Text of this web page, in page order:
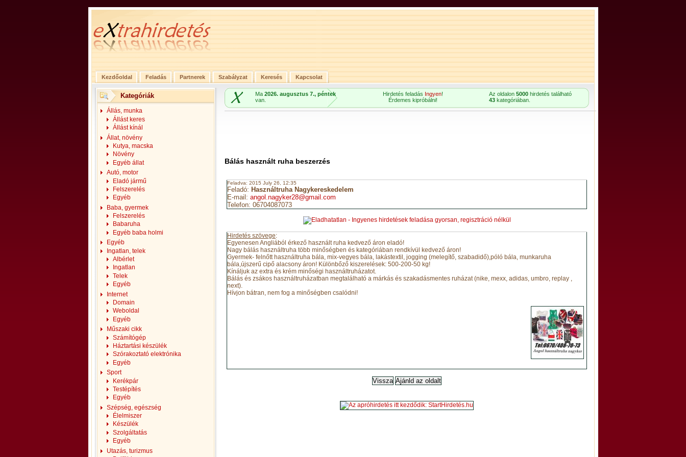
Kezdőoldal Feladás Partnerek Szabályzat Keresés Kapcsolat
Kategóriák
Állás, munka
Állást keres
Állást kínál
Állat, növény
Kutya, macska
Növény
Egyéb állat
Autó, motor
Eladó jármű
Felszerelés
Egyéb
Baba, gyermek
Felszerelés
Babaruha
Egyéb baba holmi
Egyéb
Ingatlan, telek
Albérlet
Ingatlan
Telek
Egyéb
Internet
Domain
Weboldal
Egyéb
Műszaki cikk
Számítógép
Háztartási készülék
Szórakoztató elektrónika
Egyéb
Sport
Kerékpár
Testépítés
Egyéb
Szépség, egészség
Élelmiszer
Készülék
Szolgáltatás
Egyéb
Utazás, turizmus
Ma 2026. augusztus 7., péntek
van.
Hirdetés feladás Ingyen!
Érdemes kipróbálni!
Az oldalon 5000hirdetés található
43kategóriában.
Bálás használt ruha beszerzés
Feladva: 2015 July 26, 12:35
Feladó: Használtruha Nagykereskedelem
E-mail: angol.nagyker28@gmail.com
Telefon: 06704087073
Hirdetés szövege:
Egyenesen Angliából érkező használt ruha kedvező áron eladó!
Nagy bálás használtruha több minőségben és kategóriában rendkívül kedvező áron!
Gyermek- felnőtt használtruha bála, mix-vegyes bála, lakástextil, jogging (melegítő, szabadidő),póló bála, munkaruha
bála,újszerű cipő alacsony áron! Különbőző kiszerelések: 500-200-50 kg!
Kínáljuk az extra és krém minőségi használtruházatot.
Bálás és zsákos használtruházatban megtalálható a márkás és szakadásmentes ruházat (nike, mexx, adidas, umbro, replay ,
next).
Hívjon bátran, nem fog a minőségben csalódni!